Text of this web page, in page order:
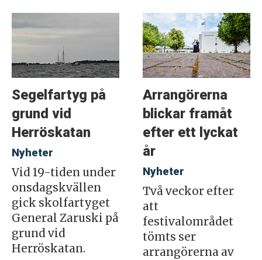
Segelfartyg på
grund vid
Herröskatan
Nyheter
Vid 19-tiden under
onsdagskvällen
gick skolfartyget
General Zaruski på
grund vid
Herröskatan.
Arrangörerna
blickar framåt
efter ett lyckat
år
Nyheter
Två veckor efter
att
festivalområdet
tömts ser
arrangörerna av